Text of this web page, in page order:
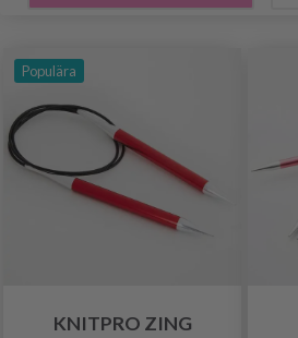
Populära
KNITPRO ZING